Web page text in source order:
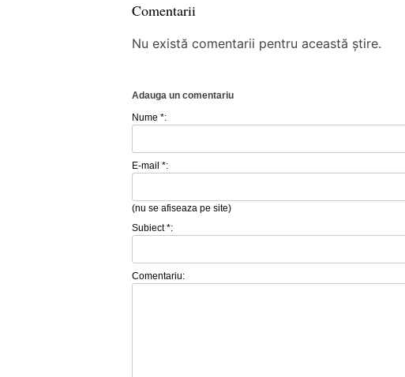
Comentarii
Nu există comentarii pentru această știre.
Adauga un comentariu
Nume *:
E-mail *:
(nu se afiseaza pe site)
Subiect *:
Comentariu: